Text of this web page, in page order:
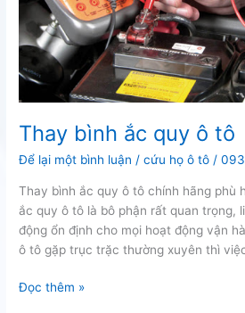
Thay bình ắc quy ô tô
Để lại một bình luận /cứu họ ô tô /
Thay bình ắc quy ô tô chính hãng phù
ắc quy ô tô là bô phận rất quan trọng,
động ổn định cho mọi hoạt động vận
ô tô gặp trục trặc thường xuyên thì
Thay
Đọc thêm »